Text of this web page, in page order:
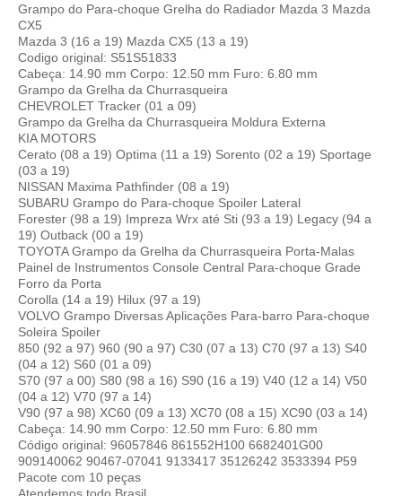
Grampo do Para-choque Grelha do Radiador Mazda 3 Mazda
CX5
Mazda 3 (16 a 19) Mazda CX5 (13 a 19)
Codigo original: S51S51833
Cabeça: 14.90 mm Corpo: 12.50 mm Furo: 6.80 mm
Grampo da Grelha da Churrasqueira
CHEVROLET Tracker (01 a 09)
Grampo da Grelha da Churrasqueira Moldura Externa
KIA MOTORS
Cerato (08 a 19) Optima (11 a 19) Sorento (02 a 19) Sportage
(03 a 19)
NISSAN Maxima Pathfinder (08 a 19)
SUBARU Grampo do Para-choque Spoiler Lateral
Forester (98 a 19) Impreza Wrx até Sti (93 a 19) Legacy (94 a
19) Outback (00 a 19)
TOYOTA Grampo da Grelha da Churrasqueira Porta-Malas
Painel de Instrumentos Console Central Para-choque Grade
Forro da Porta
Corolla (14 a 19) Hilux (97 a 19)
VOLVO Grampo Diversas Aplicações Para-barro Para-choque
Soleira Spoiler
850 (92 a 97) 960 (90 a 97) C30 (07 a 13) C70 (97 a 13) S40
(04 a 12) S60 (01 a 09)
S70 (97 a 00) S80 (98 a 16) S90 (16 a 19) V40 (12 a 14) V50
(04 a 12) V70 (97 a 14)
V90 (97 a 98) XC60 (09 a 13) XC70 (08 a 15) XC90 (03 a 14)
Cabeça: 14.90 mm Corpo: 12.50 mm Furo: 6.80 mm
Código original: 96057846 861552H100 6682401G00
909140062 90467-07041 9133417 35126242 3533394 P59
Pacote com 10 peças